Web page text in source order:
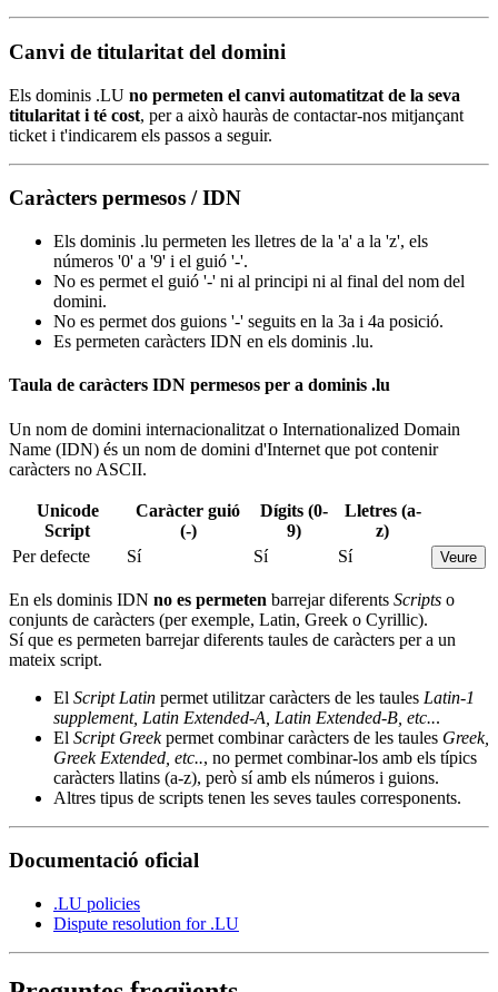
Canvi de titularitat del domini
Els dominis .LU no permeten el canvi automatitzat de la seva
titularitat i té cost, per a això hauràs de contactar-nos mitjançant
ticket i t'indicarem els passos a seguir.
Caràcters permesos / IDN
Els dominis .lu permeten les lletres de la 'a' a la 'z', els
números '0' a '9' i el guió '-'.
No es permet el guió '-' ni al principi ni al final del nom del
domini.
No es permet dos guions '-' seguits en la 3a i 4a posició.
Es permeten caràcters IDN en els dominis .lu.
Taula de caràcters IDN permesos per a dominis .lu
Un nom de domini internacionalitzat o Internationalized Domain
Name (IDN) és un nom de domini d'Internet que pot contenir
caràcters no ASCII.
Unicode
Script
Caràcter guió
(-)
Dígits (0-
9)
Lletres (a-
z)
Per defecte
Sí Sí Sí Veure
En els dominis IDN no es permeten barrejar diferents Scripts o
conjunts de caràcters (per exemple, Latin, Greek o Cyrillic).
Sí que es permeten barrejar diferents taules de caràcters per a un
mateix script.
El Script Latin permet utilitzar caràcters de les taules Latin-1
supplement, Latin Extended-A, Latin Extended-B, etc...
El Script Greekpermet combinar caràcters de les taules Greek,
Greek Extended, etc.., no permet combinar-los amb els típics
caràcters llatins (a-z), però sí amb els números i guions.
Altres tipus de scripts tenen les seves taules corresponents.
Documentació oficial
.LU policies
Dispute resolution for .LU